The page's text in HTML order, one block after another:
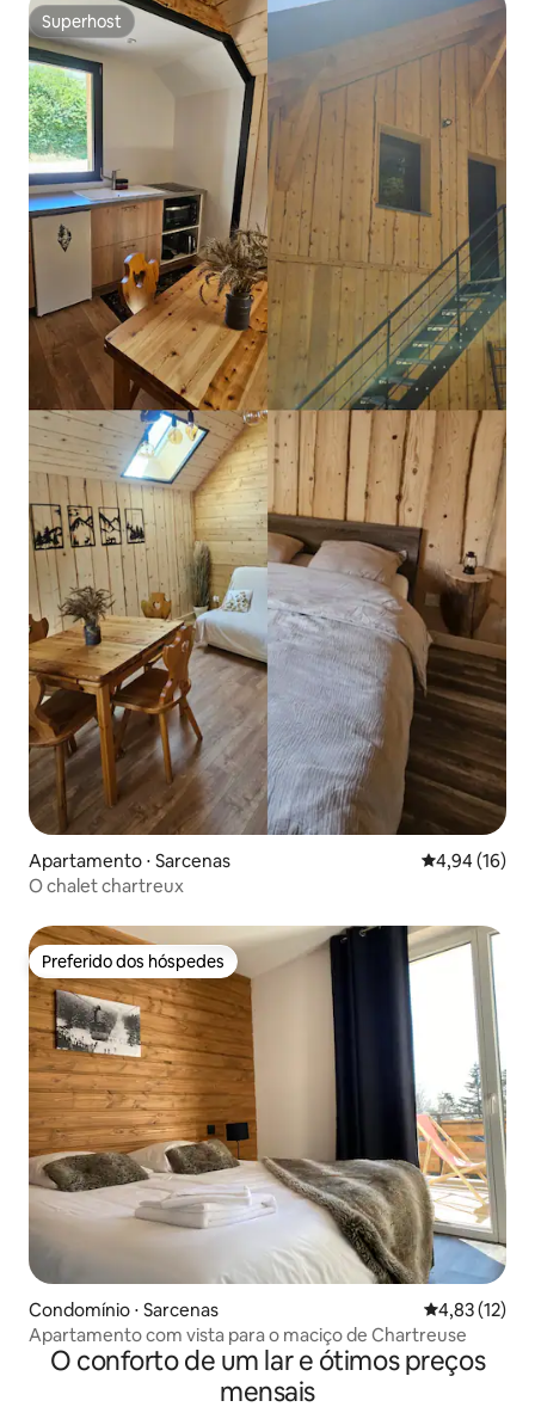
Superhost
Superhost
Apartamento ⋅ Sarcenas 4,94 de uma
4,94 (16)
O chalet chartreux
Preferido dos hóspedes
Preferido dos hóspedes
Condomínio ⋅ Sarcenas 4,83 de uma
4,83 (12)
Apartamento com vista para o maciço de Chartreuse
O conforto de um lar e ótimos preços
mensais